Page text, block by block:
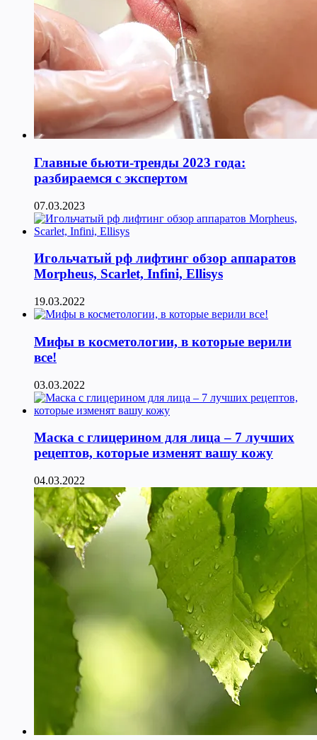
Главные бьюти-тренды 2023 года:
разбираемся с экспертом
07.03.2023
Игольчатый рф лифтинг обзор аппаратов
Morpheus, Scarlet, Infini, Ellisys
19.03.2022
Мифы в косметологии, в которые верили
все!
03.03.2022
Маска с глицерином для лица – 7 лучших
рецептов, которые изменят вашу кожу
04.03.2022